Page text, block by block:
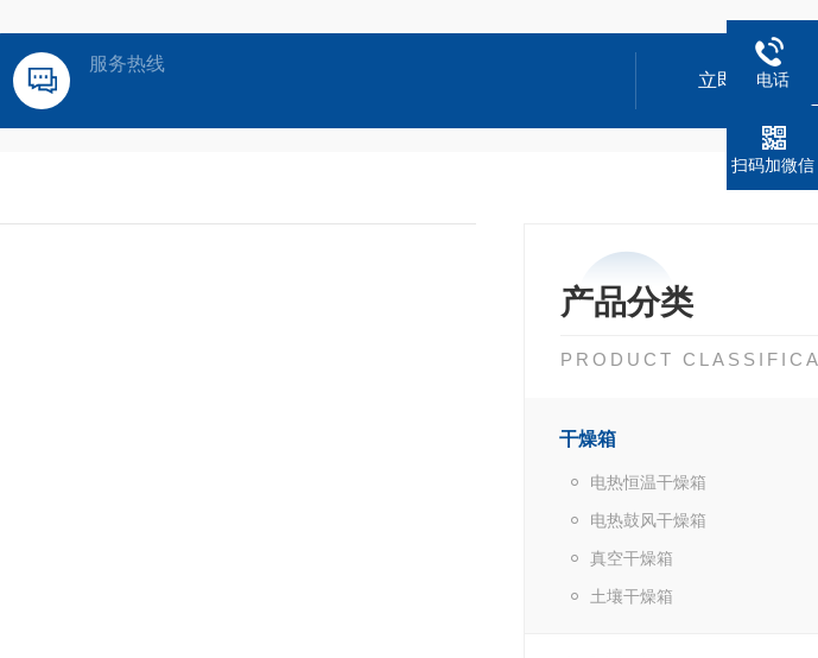
服务热线
立即咨询
产品分类
PRODUCT
干燥箱
电热恒温干燥箱
电热鼓风干燥箱
真空干燥箱
土壤干燥箱
电话
扫码加微信